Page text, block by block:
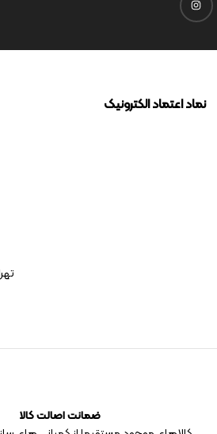
نماد اعتماد الکترونیک
ضمانت اصالت کالا